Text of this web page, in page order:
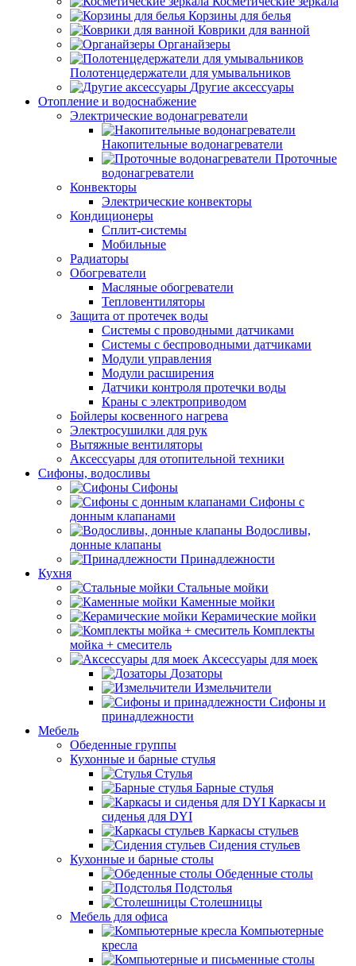
Корзины для белья
Коврики для ванной
Органайзеры
Полотенцедержатели для умывальников
Другие аксессуары
Отопление и водоснабжение
Электрические водонагреватели
Накопительные водонагреватели
Проточные
водонагреватели
Конвекторы
Электрические конвекторы
Кондиционеры
Сплит-системы
Мобильные
Радиаторы
Обогреватели
Масляные обогреватели
Тепловентиляторы
Защита от протечек воды
Системы с проводными датчиками
Системы с беспроводными датчиками
Модули управления
Модули расширения
Датчики контроля протечки воды
Краны с электроприводом
Бойлеры косвенного нагрева
Электросушилки для рук
Вытяжные вентиляторы
Аксессуары для отопительной техники
Сифоны, водосливы
Сифоны
Сифоны с
донным клапанами
Водосливы,
донные клапаны
Принадлежности
Кухня
Стальные мойки
Каменные мойки
Керамические мойки
Комплекты
мойка + смеситель
Аксессуары для моек
Дозаторы
Измельчители
Сифоны и
принадлежности
Мебель
Обеденные группы
Кухонные и барные стулья
Стулья
Барные стулья
Каркасы и
сиденья для DYI
Каркасы стульев
Сидения стульев
Кухонные и барные столы
Обеденные столы
Подстолья
Столешницы
Мебель для офиса
Компьютерные
кресла